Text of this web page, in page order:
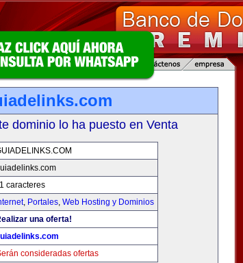
dominio lo ha puesto en Venta
caracteres
, Portales, Web Hosting y Dominios
una oferta!
consideradas ofertas